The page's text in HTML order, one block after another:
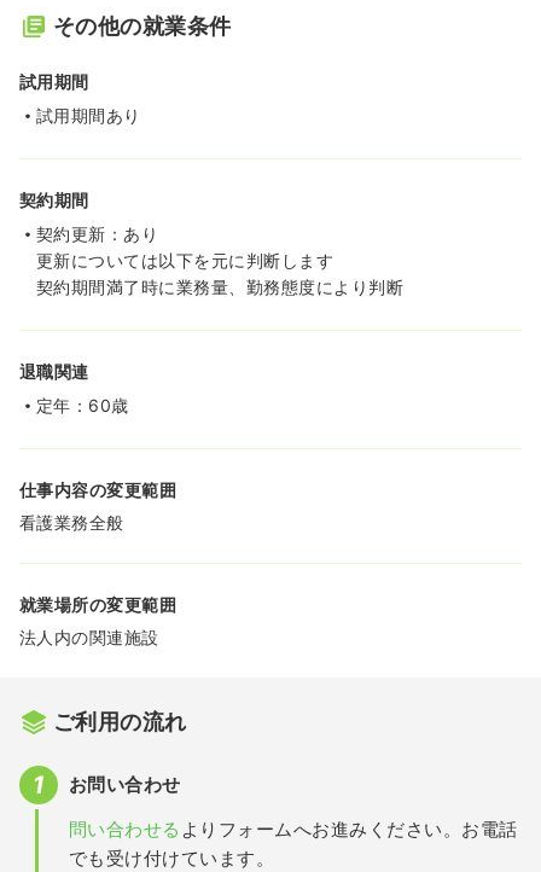
その他の就業条件
試用期間
試用期間あり
契約期間
契約更新：あり
更新については以下を元に判断します
契約期間満了時に業務量、勤務態度により判断
退職関連
定年：60歳
仕事内容の変更範囲
看護業務全般
就業場所の変更範囲
法人内の関連施設
ご利用の流れ
お問い合わせ
問い合わせる よりフォームへお進みください。お電話
でも受け付けています。